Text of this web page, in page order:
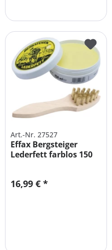
Art.-Nr. 27527
Effax Bergsteiger
Lederfett farblos 150
16,99 € *